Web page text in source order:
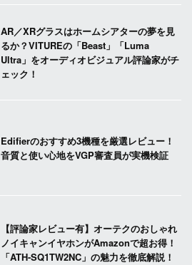
AR／XRグラスはホームシアターの夢を見
るか？VITUREの「Beast」「Luma
Ultra」をオーディオビジュアル評論家がチ
ェック！
Edifierのおすすめ3機種を厳選レビュー！
音質と使い心地をVGP審査員が実機検証
【評論家レビュー有】オーテクのおしゃれ
ノイキャンイヤホンがAmazonで超お得！
「ATH-SQ1TW2NC」の魅力を徹底解説！